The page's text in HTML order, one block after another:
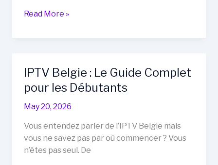
Abonner
IPTV
ou
Illusion
Read More »
IPTV Belgie : Le Guide Complet
pour les Débutants
May 20, 2026
Vous entendez parler de l’IPTV Belgie mais
vous ne savez pas par où commencer ? Vous
n’êtes pas seul. De